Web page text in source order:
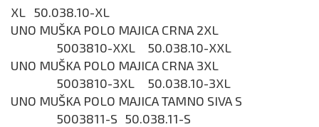
XL 50.038.10-XL
UNO MUŠKA POLO MAJICA CRNA 2XL
5003810-XXL
50.038.10-XXL
UNO MUŠKA POLO MAJICA CRNA 3XL
5003810-3XL
50.038.10-3XL
UNO MUŠKA POLO MAJICA TAMNO SIVA S
5003811-S 50.038.11-S